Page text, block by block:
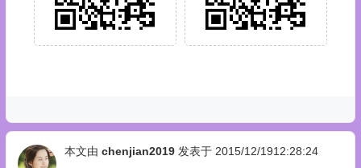
本文由 chenjian2019发表于 2015/12/1912:28:24